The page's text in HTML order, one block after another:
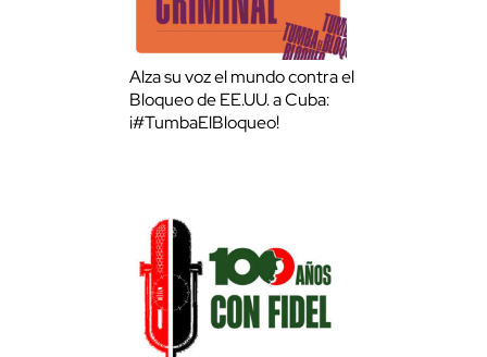
Alza su voz el mundo contra el
Bloqueo de EE.UU. a Cuba:
¡#TumbaElBloqueo!